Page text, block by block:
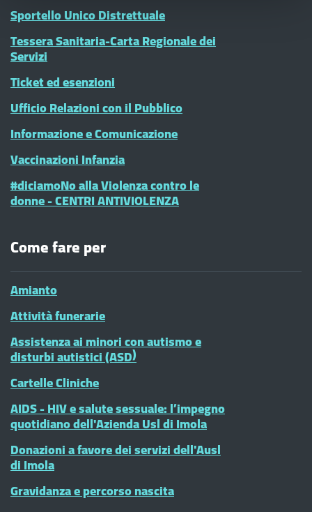
Sportello Unico Distrettuale
Tessera Sanitaria-Carta Regionale dei
Servizi
Ticket ed esenzioni
Ufficio Relazioni con il Pubblico
Informazione e Comunicazione
Vaccinazioni Infanzia
#diciamoNo alla Violenza contro le
donne - CENTRI ANTIVIOLENZA
Come fare per
Amianto
Attività funerarie
Assistenza ai minori con autismo e
disturbi autistici (ASD)
Cartelle Cliniche
AIDS - HIV e salute sessuale: l’impegno
quotidiano dell'Azienda Usl di Imola
Donazioni a favore dei servizi dell'Ausl
di Imola
Gravidanza e percorso nascita